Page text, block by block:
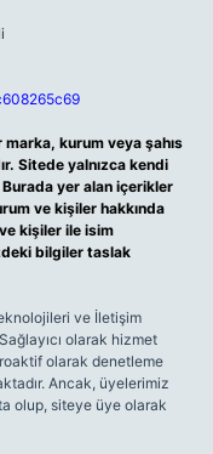
kurum veya şahıs
Sitede yalnızca kendi
Burada yer alan içerikler
ve kişiler hakkında
kişiler ile isim
bilgiler taslak
ve İletişim
olarak hizmet
olarak denetleme
Ancak, üyelerimiz
olup, siteye üye olarak